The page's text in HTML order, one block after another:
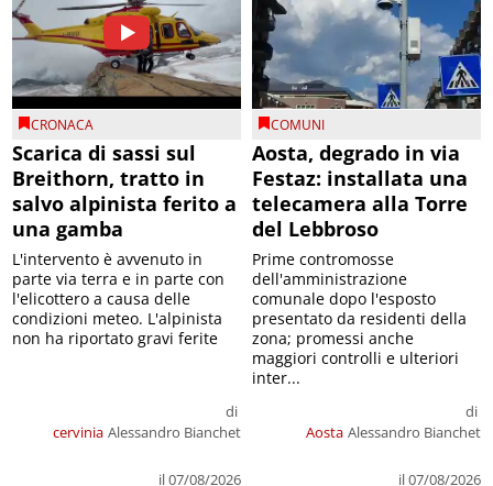
CRONACA
Scarica di sassi sul
Breithorn, tratto in
salvo alpinista ferito a
una gamba
cervinia
di
Alessandro Bianchet
il 07/08/2026
L'intervento è avvenuto in
parte via terra e in parte con
l'elicottero a causa delle
condizioni meteo. L'alpinista
non ha riportato gravi ferite
COMUNI
Aosta, degrado in via
Festaz: installata una
telecamera alla Torre
del Lebbroso
Aosta
di
Alessandro Bianchet
il 07/08/2026
Prime contromosse
dell'amministrazione
comunale dopo l'esposto
presentato da residenti della
zona; promessi anche
maggiori controlli e ulteriori
inter...